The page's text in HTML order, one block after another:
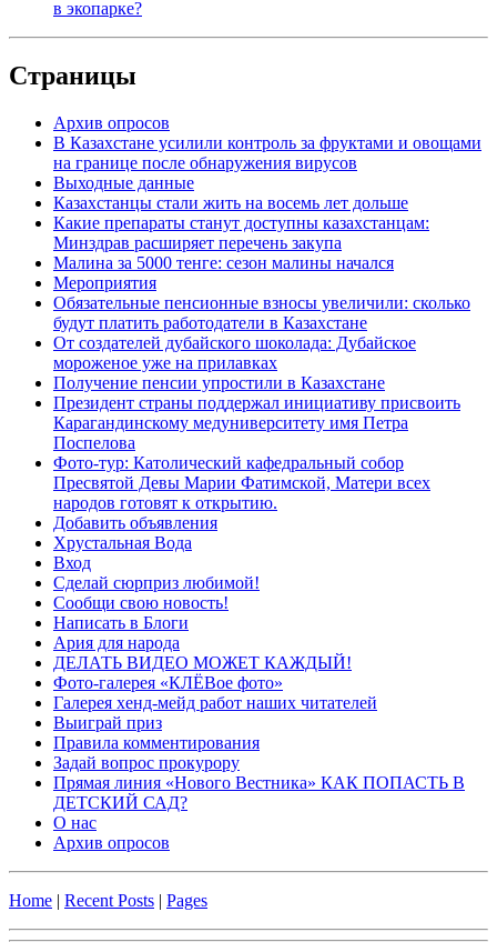
в экопарке?
Страницы
Архив опросов
В Казахстане усилили контроль за фруктами и овощами
на границе после обнаружения вирусов
Выходные данные
Казахстанцы стали жить на восемь лет дольше
Какие препараты станут доступны казахстанцам:
Минздрав расширяет перечень закупа
Малина за 5000 тенге: сезон малины начался
Мероприятия
Обязательные пенсионные взносы увеличили: сколько
будут платить работодатели в Казахстане
От создателей дубайского шоколада: Дубайское
мороженое уже на прилавках
Получение пенсии упростили в Казахстане
Президент страны поддержал инициативу присвоить
Карагандинскому медуниверситету имя Петра
Поспелова
Фото-тур: Католический кафедральный собор
Пресвятой Девы Марии Фатимской, Матери всех
народов готовят к открытию.
Добавить объявления
Хрустальная Вода
Вход
Сделай сюрприз любимой!
Сообщи свою новость!
Написать в Блоги
Ария для народа
ДЕЛАТЬ ВИДЕО МОЖЕТ КАЖДЫЙ!
Фото-галерея «КЛЁВое фото»
Галерея хенд-мейд работ наших читателей
Выиграй приз
Правила комментирования
Задай вопрос прокурору
Прямая линия «Нового Вестника» КАК ПОПАСТЬ В
ДЕТСКИЙ САД?
О нас
Архив опросов
Home | Recent Posts | Pages